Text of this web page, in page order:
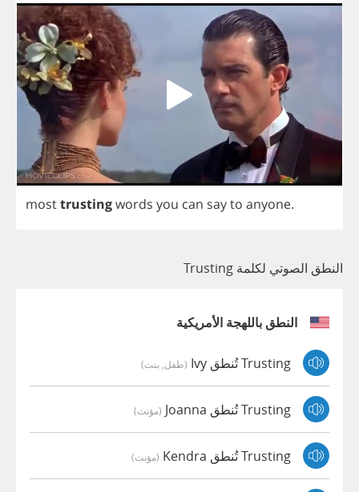
mosttrustingwords you can sayto anyone.
النطق الصوتي لكلمة Trusting
النطق باللهجة الأمريكية
Trusting تُنطق Ivy (طفل, بنت)
Trusting تُنطق Joanna (مؤنث)
Trusting تُنطق Kendra (مؤنث)